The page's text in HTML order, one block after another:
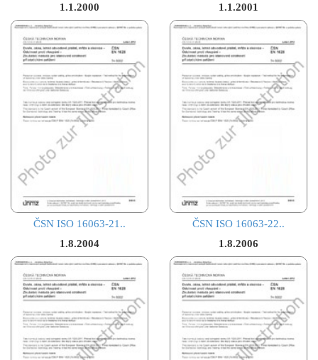
1.1.2000
1.1.2001
ČSN ISO 16063-21..
1.8.2004
ČSN ISO 16063-22..
1.8.2006